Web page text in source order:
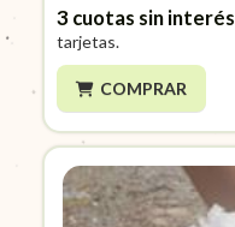
3cuotas sin interés
tarjetas.
COMPRAR